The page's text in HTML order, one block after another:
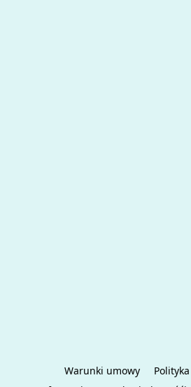
Warunki umowy